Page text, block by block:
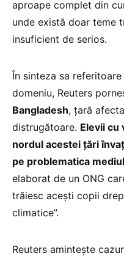
aproape complet din
unde există doar teme
insuficient de serios.
În sinteza sa
domeniu, Reuters
Bangladesh, țară
distrugătoare. Elevii cu
nordul acestei țări
pe problematica
elaborat de un ONG
trăiesc acești copii
climatice”.
Reuters amintește